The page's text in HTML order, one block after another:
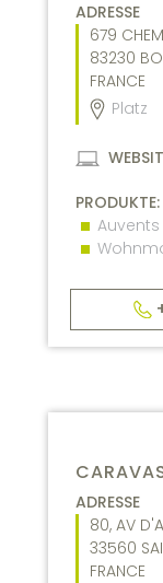
ADRESSE
679
83230
FRANCE
Platz
PRODUKTE:
Auvents
ADRESSE
80, AV
33560
FRANCE